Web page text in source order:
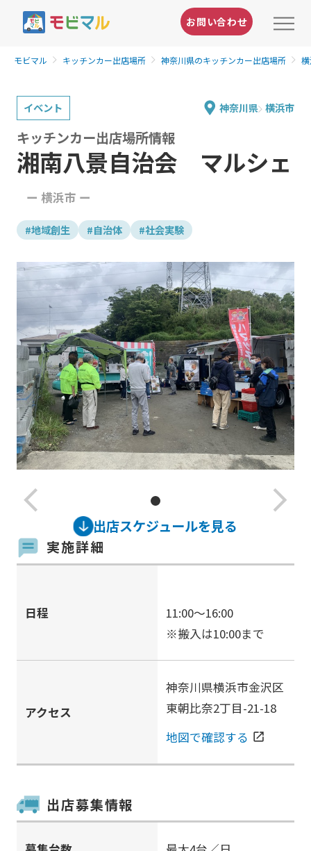
お問い合わせ
モビマル キッチンカー出店場所 神奈川県のキッチンカー出店場所
イベント 神奈川県 横浜市
湘南八景自治会 マルシェ
ー 横浜市 ー
キッチンカー出店場所情報
#地域創生 #自治体 #社会実験
arrow_back_ios_new arrow_forward_ios
出店スケジュールを見る
実施詳細
日程
11:00～16:00
※搬入は10:00まで
アクセス
神奈川県横浜市金沢区
東朝比奈2丁目-21-18
地図で確認する open_in_new
出店募集情報